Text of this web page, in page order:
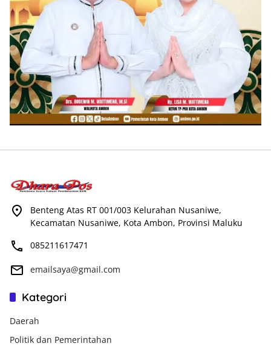
Benteng Atas RT 001/003 Kelurahan Nusaniwe,
Kecamatan Nusaniwe, Kota Ambon, Provinsi Maluku
085211617471
emailsaya@gmail.com
Kategori
Daerah
Politik dan Pemerintahan